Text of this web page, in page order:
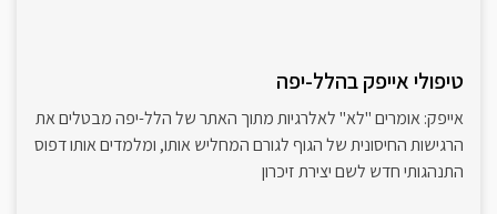
טיפולי אייפק בהלל-יפה
אייפק: אומרים "לא" לאלרגיות מתוך האתר של הלל-יפה מבטלים את
הרגישות החיסונית של הגוף לגורם המחליש אותו, ומלמדים אותו דפוס
התנהגותי חדש לשם יצירת זיכרון